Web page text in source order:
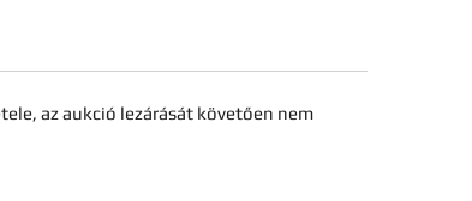
az aukció lezárását követően nem